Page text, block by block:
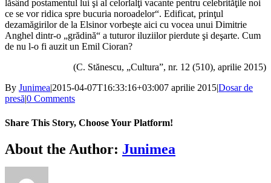
lăsând postamentul lui şi al celorlalţi vacante pentru celebrităţile noi
ce se vor ridica spre bucuria noroadelor“. Edificat, prinţul
dezamăgirilor de la Elsinor vorbeşte aici cu vocea unui Dimitrie
Anghel dintr-o „grădină“ a tuturor iluziilor pierdute şi deşarte. Cum
de nu l-o fi auzit un Emil Cioran?
(C. Stănescu, „Cultura”, nr. 12 (510), aprilie 2015)
By Junimea|2015-04-07T16:33:16+03:007 aprilie 2015|Dosar de
presă|0 Comments
Share This Story, Choose Your Platform!
Facebook
X
Bluesky
Reddit
LinkedIn
WhatsApp
Telegram
Tumblr
Xing
Email
Copy
Link
About the Author: Junimea